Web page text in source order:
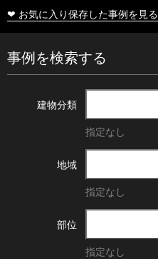
❤ お気に入り保存した事例を見る
事例を検索する
建物分類
指定なし
地域
指定なし
部位
指定なし